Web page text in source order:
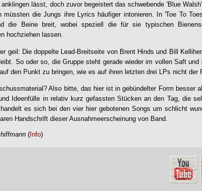
anklingen lässt, doch zuvor begeistert das schwebende 'Blue
müssten die Jungs ihre Lyrics häufiger intonieren. In 'Toe To
die Beine breit, wobei speziell die für sie typischen
hochziehen lassen.
geil: Die doppelte Lead-Breitseite von Brent Hinds und Bill
So oder so, die Gruppe steht gerade wieder im vollen Saft
den Punkt zu bringen, wie es auf ihren letzten drei LPs nicht der
Also bitte, das hier ist in gebündelter Form besser
Ideenfülle in relativ kurz gefassten Stücken an den Tag, die
es sich bei den vier hier gebotenen Songs um schlicht
Handschrift dieser Ausnahmeerscheinung von Band.
( Info)